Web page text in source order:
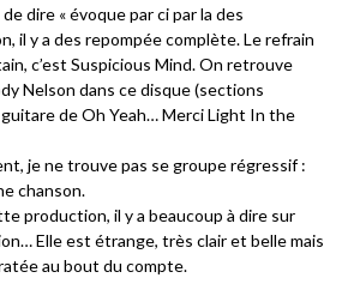
dire « évoque par ci par la des
il y a des repompée complète. Le refrain
c’est Suspicious Mind. On retrouve
Nelson dans ce disque (sections
de Oh Yeah… Merci Light In the
je ne trouve pas se groupe régressif :
chanson.
production, il y a beaucoup à dire sur
Elle est étrange, très clair et belle mais
au bout du compte.